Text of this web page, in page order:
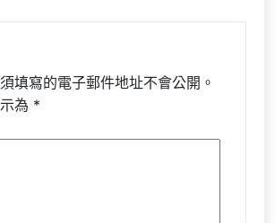
填寫的電子郵件地址不會公開。
為 *